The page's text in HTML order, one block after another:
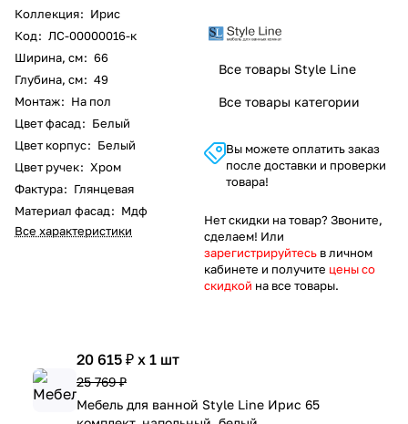
Коллекция: Ирис
Код: ЛС-00000016-к
Ширина, см: 66
Глубина, см: 49
Монтаж: На пол
Цвет фасад: Белый
Цвет корпус: Белый
Цвет ручек: Хром
Фактура: Глянцевая
Материал фасад: Мдф
Все характеристики
Все товары Style Line
Все товары категории
Вы можете оплатить заказ
после доставки и проверки
товара!
Нет скидки на товар? Звоните,
сделаем! Или
зарегистрируйтесь в личном
кабинете и получите цены со
скидкой на все товары.
20 615 ₽ x 1 шт
25 769 ₽
Мебель для ванной Style Line Ирис 65